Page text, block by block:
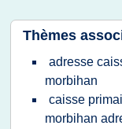
Thèmes
adresse
morbihan
caisse
morbihan